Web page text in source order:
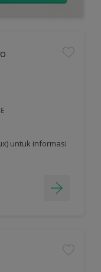
untuk informasi